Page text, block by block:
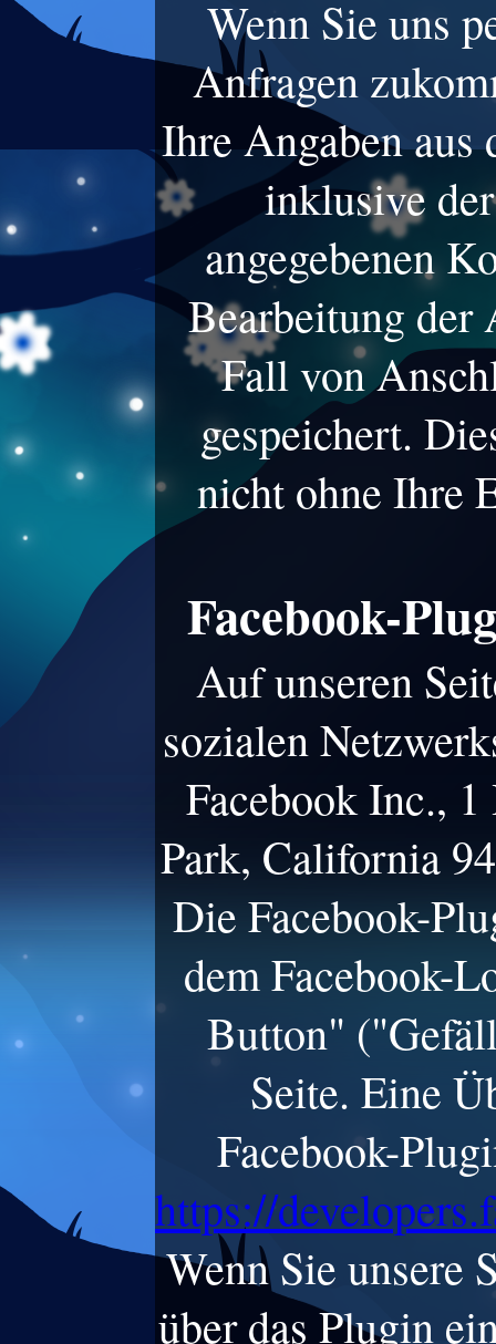
Wenn Sie uns
Anfragen
Ihre Angaben
inklusive
angegebenen
Bearbeitung der
Fall von
gespeichert.
nicht ohne Ihre
Facebook-
Auf unseren
sozialen
Facebook Inc.,
Park, California
Die Facebook-
dem Facebook-
Button"
Seite. Eine
Facebook-
https://
Wenn Sie unsere
über das Plugin